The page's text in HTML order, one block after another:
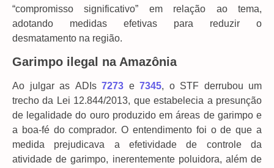
“compromisso significativo” em relação ao tema,
adotando medidas efetivas para reduzir o
desmatamento na região.
Garimpo ilegal na Amazônia
Ao julgar as ADIs 7273 e 7345, o STF derrubou um
trecho da Lei 12.844/2013, que estabelecia a presunção
de legalidade do ouro produzido em áreas de garimpo e
a boa-fé do comprador. O entendimento foi o de que a
medida prejudicava a efetividade de controle da
atividade de garimpo, inerentemente poluidora, além de